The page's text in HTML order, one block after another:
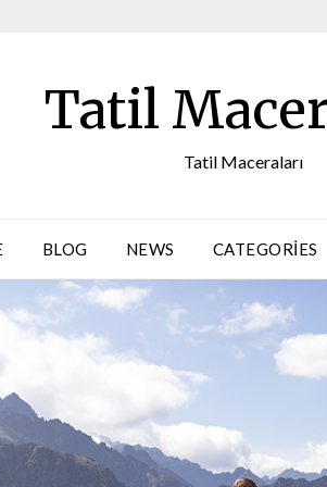
Tatil
Tatil Maceraları
BLOG NEWS CATEGORIES